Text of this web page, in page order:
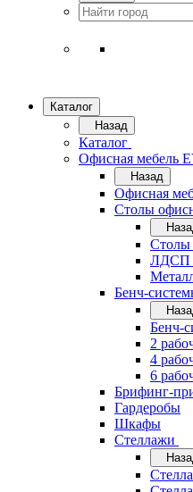
Каталог
Назад
Каталог
Офисная мебель
Назад
Офисная
Cтолы
ЛДСП
Бенч-
Бенч-
2
4
6
Брифинг-
Гардеробы
Шкафы
Стеллажи